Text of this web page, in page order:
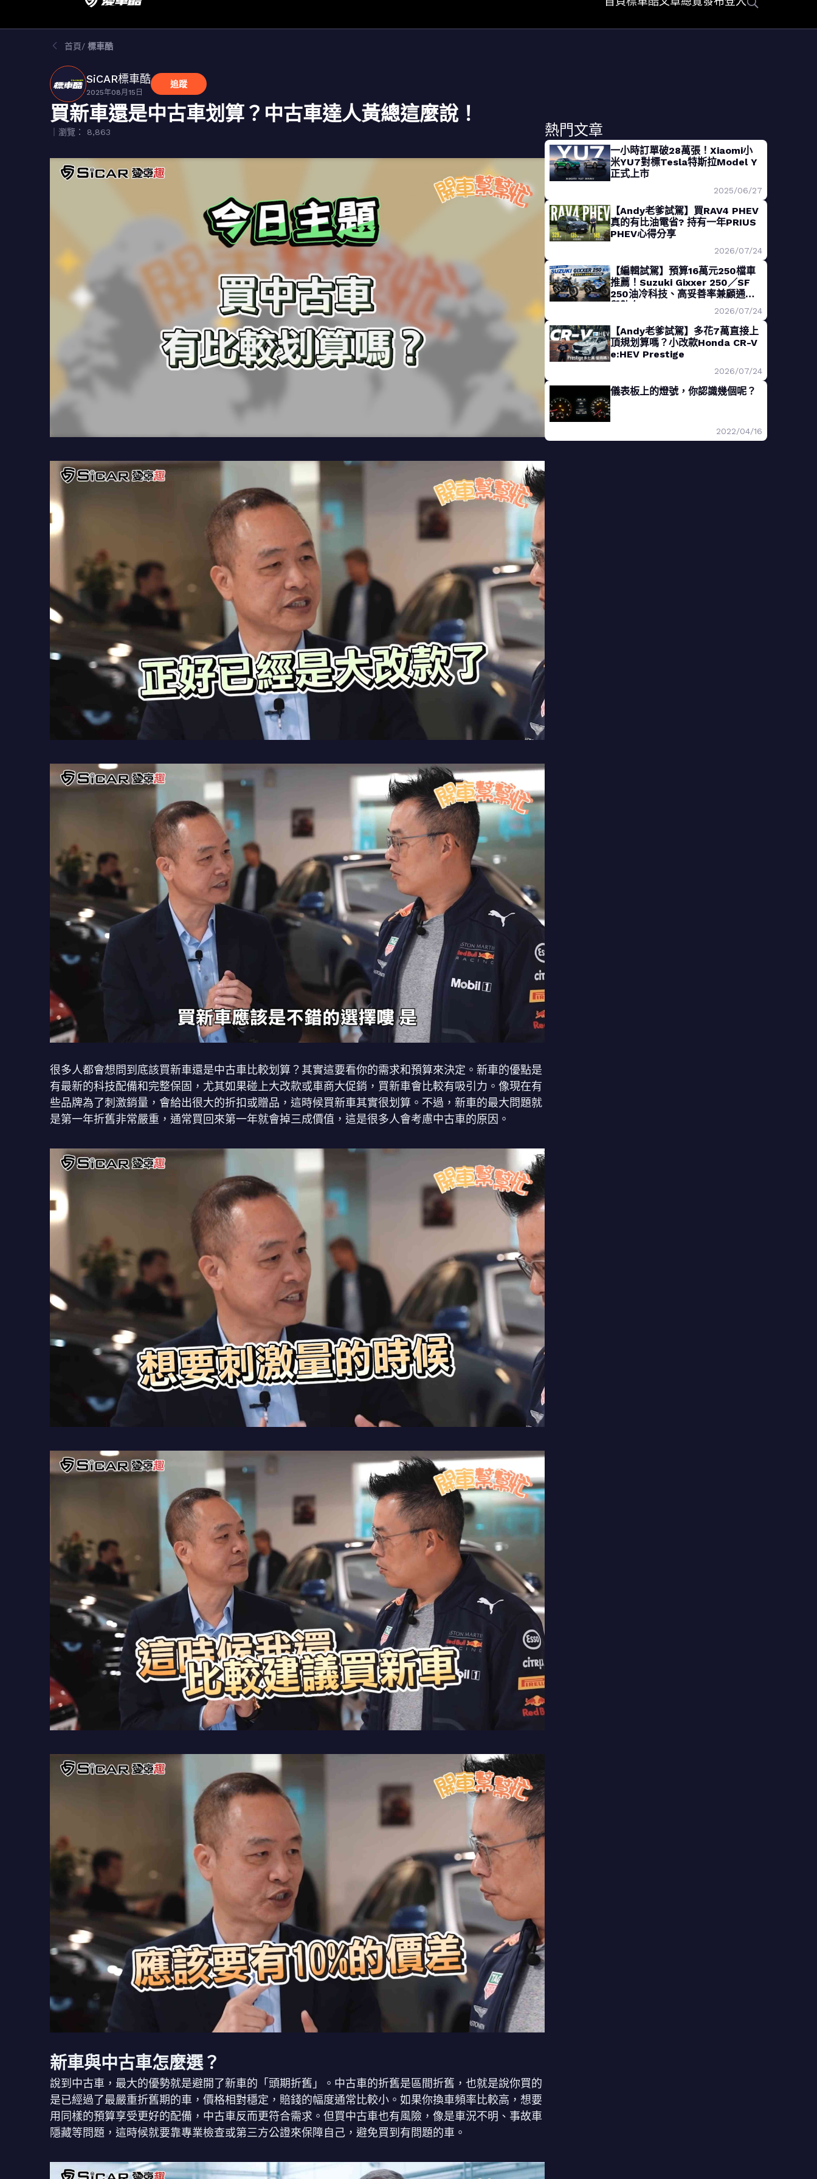
首頁 標車酷
SiCAR標車酷
2025年08月15日
追蹤
買新車還是中古車划算？中古車達人黃總這麼說！
｜瀏覽： 8,863
很多人都會想問到底該買新車還是中古車比較划算？其實這要看你的需求和預算來決定。新車的優點是
有最新的科技配備和完整保固，尤其如果碰上大改款或車商大促銷，買新車會比較有吸引力。像現在有
些品牌為了刺激銷量，會給出很大的折扣或贈品，這時候買新車其實很划算。不過，新車的最大問題就
是第一年折舊非常嚴重，通常買回來第一年就會掉三成價值，這是很多人會考慮中古車的原因。
新車與中古車怎麼選？
說到中古車，最大的優勢就是避開了新車的「頭期折舊」。中古車的折舊是區間折舊，也就是說你買的
是已經過了最嚴重折舊期的車，價格相對穩定，賠錢的幅度通常比較小。如果你換車頻率比較高，想要
用同樣的預算享受更好的配備，中古車反而更符合需求。但買中古車也有風險，像是車況不明、事故車
隱藏等問題，這時候就要靠專業檢查或第三方公證來保障自己，避免買到有問題的車。
熱門文章
一小時訂單破28萬張！Xiaomi小
米YU7對標Tesla特斯拉Model Y
正式上市
2025/06/27
【Andy老爹試駕】買RAV4 PHEV
真的有比油電省? 持有一年PRIUS
PHEV心得分享
2026/07/24
【編輯試駕】預算16萬元250檔車
推薦！Suzuki Gixxer 250／SF
250油冷科技、高妥善率兼顧通勤
與熱血
2026/07/24
【Andy老爹試駕】多花7萬直接上
頂規划算嗎？小改款Honda CR-V
e:HEV Prestige
2026/07/24
儀表板上的燈號，你認識幾個呢？
2022/04/16